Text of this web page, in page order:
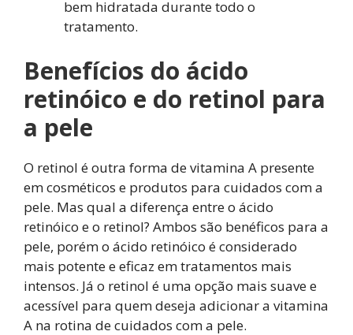
bem hidratada durante todo o
tratamento.
Benefícios do ácido
retinóico e do retinol para
a pele
O retinol é outra forma de vitamina A presente
em cosméticos e produtos para cuidados com a
pele. Mas qual a diferença entre o ácido
retinóico e o retinol? Ambos são benéficos para a
pele, porém o ácido retinóico é considerado
mais potente e eficaz em tratamentos mais
intensos. Já o retinol é uma opção mais suave e
acessível para quem deseja adicionar a vitamina
A na rotina de cuidados com a pele.